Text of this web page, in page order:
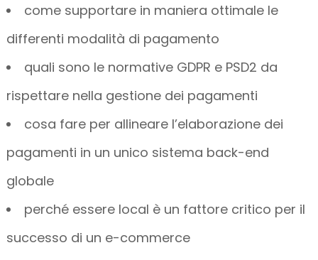
come supportare in maniera ottimale le
differenti modalità di pagamento
quali sono le normative GDPR e PSD2 da
rispettare nella gestione dei pagamenti
cosa fare per allineare l’elaborazione dei
pagamenti in un unico sistema back-end
globale
perché essere local è un fattore critico per il
successo di un e-commerce